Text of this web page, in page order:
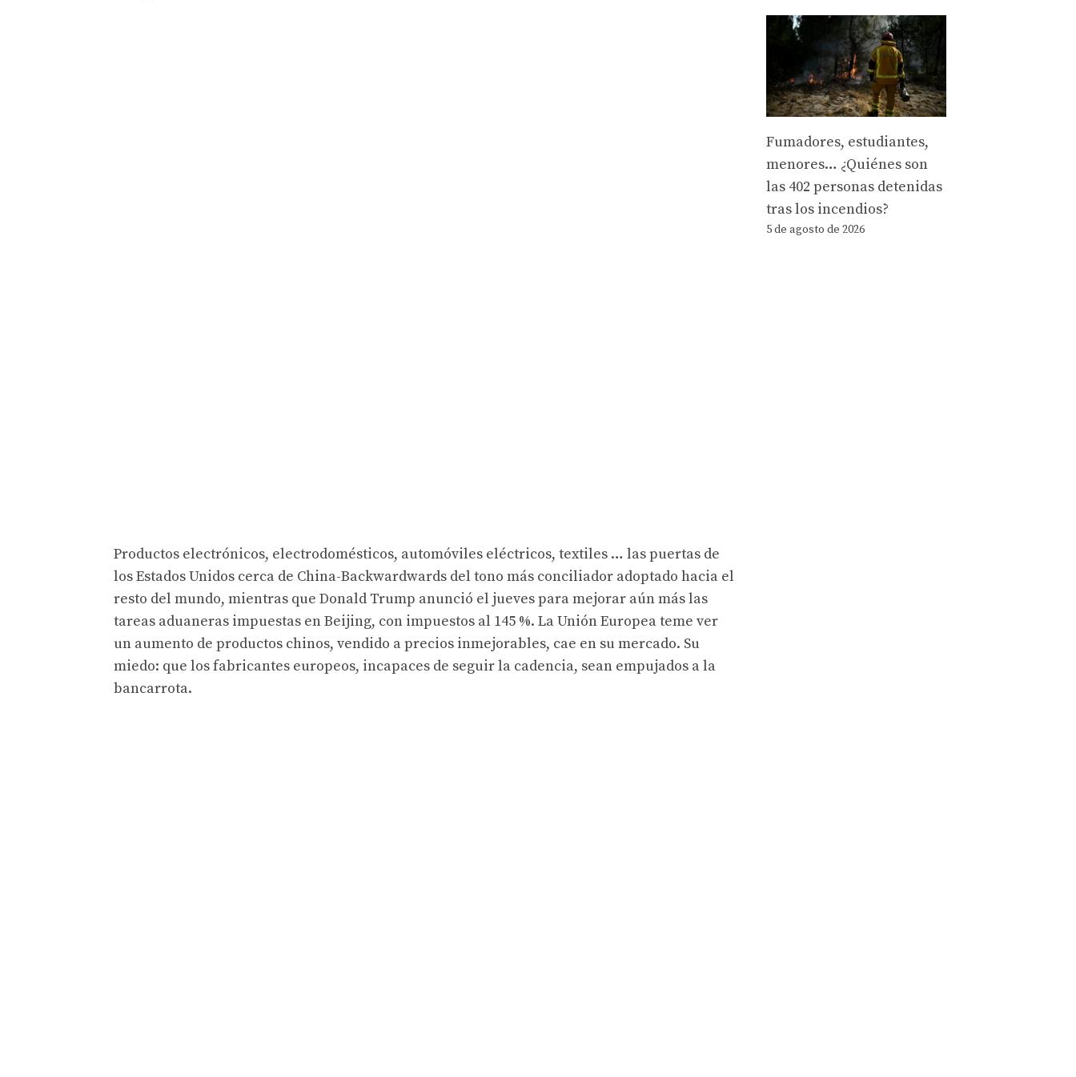
Productos electrónicos, electrodomésticos, automóviles eléctricos, textiles … las puertas de
los Estados Unidos cerca de China-Backwardwards del tono más conciliador adoptado hacia el
resto del mundo, mientras que Donald Trump anunció el jueves para mejorar aún más las
tareas aduaneras impuestas en Beijing, con impuestos al 145 %. La Unión Europea teme ver
un aumento de productos chinos, vendido a precios inmejorables, cae en su mercado. Su
miedo: que los fabricantes europeos, incapaces de seguir la cadencia, sean empujados a la
bancarrota.
Fumadores, estudiantes,
menores… ¿Quiénes son
las 402 personas detenidas
tras los incendios?
5 de agosto de 2026